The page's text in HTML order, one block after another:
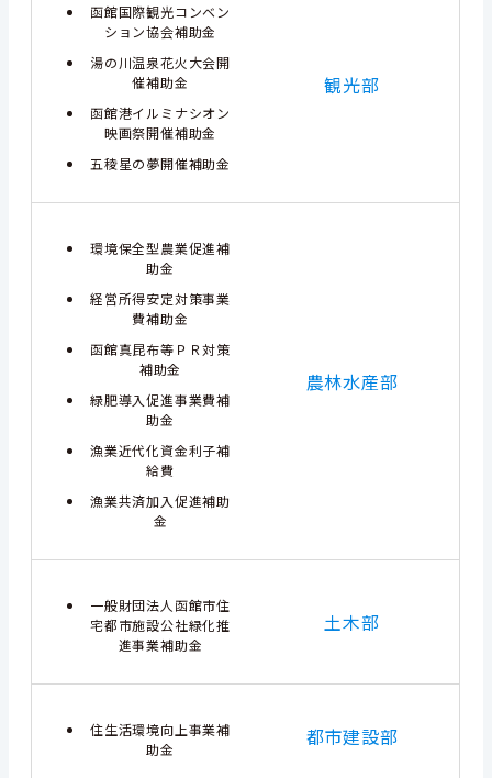
函館国際観光コンベン
ション協会補助金
湯の川温泉花火大会開
催補助金
函館港イルミナシオン
映画祭開催補助金
五稜星の夢開催補助金
観光部
環境保全型農業促進補
助金
経営所得安定対策事業
費補助金
函館真昆布等ＰＲ対策
補助金
緑肥導入促進事業費補
助金
漁業近代化資金利子補
給費
漁業共済加入促進補助
金
農林水産部
一般財団法人函館市住
宅都市施設公社緑化推
進事業補助金
土木部
住生活環境向上事業補
助金
都市建設部